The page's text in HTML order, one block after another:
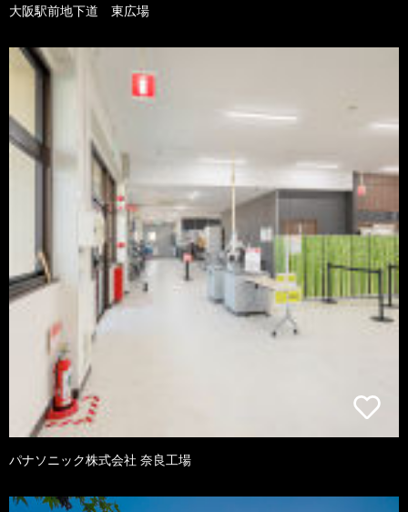
大阪駅前地下道 東広場
パナソニック株式会社 奈良工場